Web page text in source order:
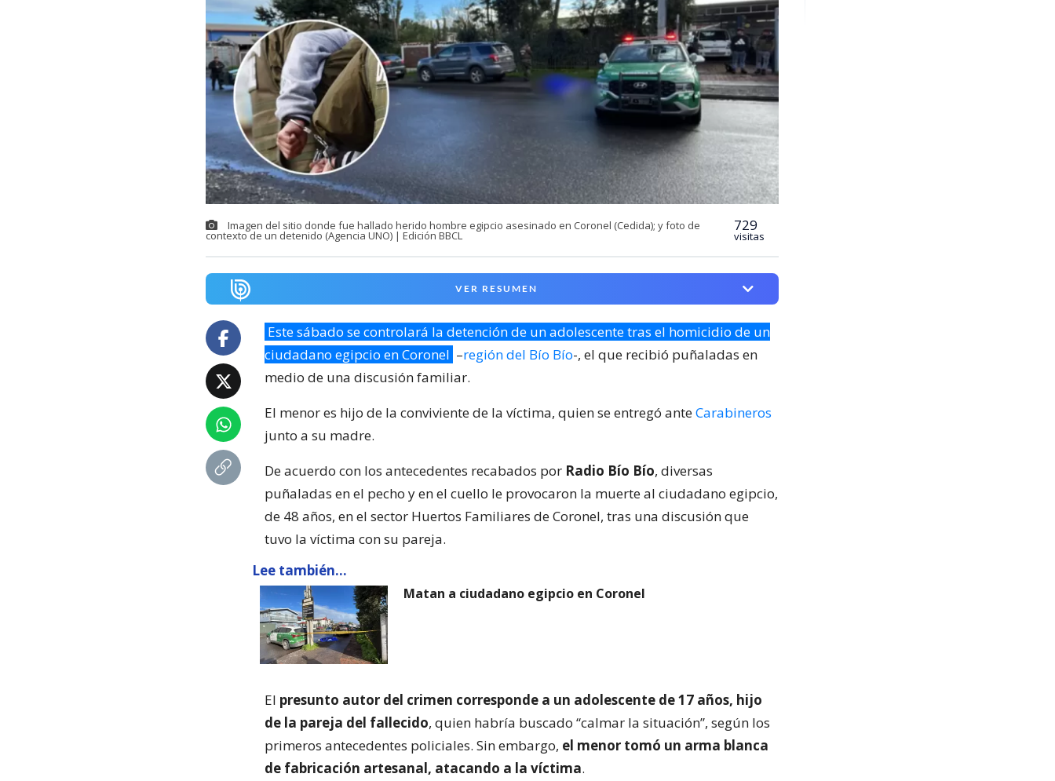
Imagen del sitio donde fue hallado herido hombre egipcio asesinado en Coronel (Cedida); y foto de
contexto de un detenido (Agencia UNO) | Edición BBCL
729
visitas
VER RESUMEN
Este sábado se controlará la detención de un adolescente tras el homicidio de un
ciudadano egipcio en Coronel –región del Bío Bío-, el que recibió puñaladas en
medio de una discusión familiar.
El menor es hijo de la conviviente de la víctima, quien se entregó anteCarabineros
junto a su madre.
De acuerdo con los antecedentes recabados por Radio Bío Bío, diversas
puñaladas en el pecho y en el cuello le provocaron la muerte al ciudadano egipcio,
de 48 años, en el sector Huertos Familiares de Coronel, tras una discusión que
tuvo la víctima con su pareja.
Lee también...
Matan a ciudadano egipcio en Coronel
El presunto autor del crimen corresponde a un adolescente de 17 años, hijo
de la pareja del fallecido, quien habría buscado “calmar la situación”, según los
primeros antecedentes policiales. Sin embargo, el menor tomó un arma blanca
de fabricación artesanal, atacando a la víctima.